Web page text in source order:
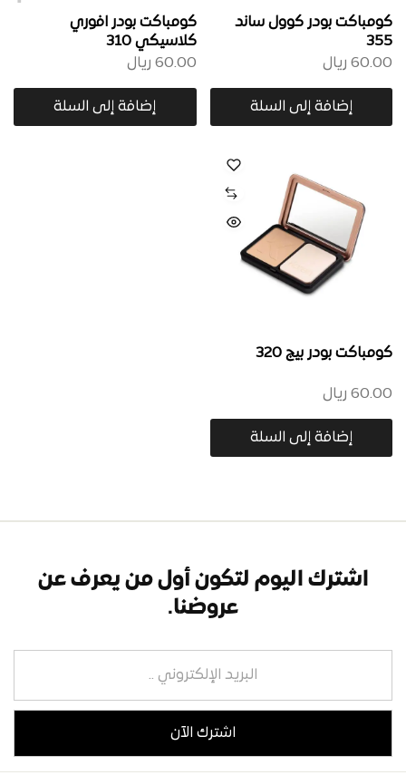
كومباكت بودر كوول ساند
355
60.00 ريال
إضافة إلى السلة
كومباكت بودر افوري
كلاسيكي 310
60.00 ريال
إضافة إلى السلة
كومباكت بودر بيج 320
60.00 ريال
إضافة إلى السلة
اشترك اليوم لتكون أول من يعرف عن
عروضنا.